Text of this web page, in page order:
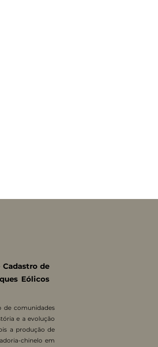
de
Eólicos
comunidades
e a evolução
a produção de
chinelo em